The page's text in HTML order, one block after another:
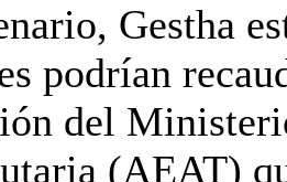
Gestha
podrían
del
(AEAT)